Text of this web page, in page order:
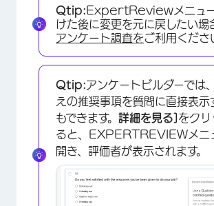
Qtip:ExpertReviewメニュ
けた後に変更を元に戻したい場
アンケート調査をご利用くださ
Qtip:アンケートビルダーでは
えの推奨事項を質問に直接表示
もできます。 詳細を見る] をクリ
ると、EXPERTREVIEWメニ
開き、評価者が表示されます。